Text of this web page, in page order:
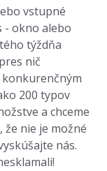
vstupné
- okno alebo
týždňa
nič
200 typov
a chceme
že nie je možné
nás.